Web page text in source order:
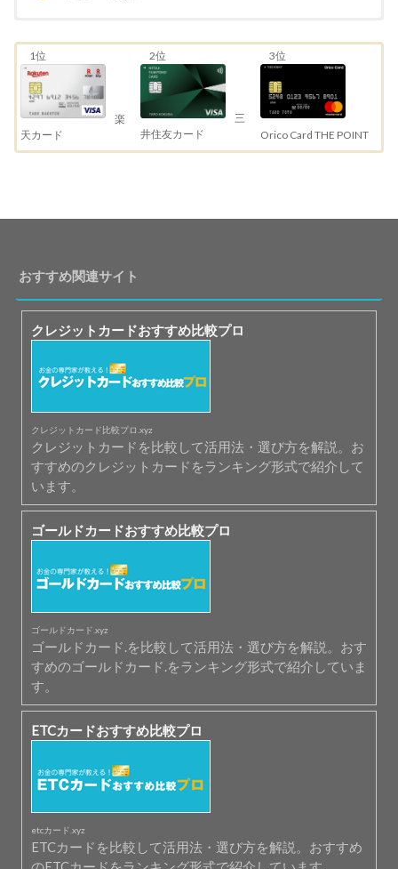
1位
楽
天カード
2位
三
井住友カード
3位
Orico Card THE POINT
おすすめ関連サイト
クレジットカードおすすめ比較プロ
クレジットカード比較プロ.xyz
クレジットカードを比較して活用法・選び方を解説。お
すすめのクレジットカードをランキング形式で紹介して
います。
ゴールドカードおすすめ比較プロ
ゴールドカード.xyz
ゴールドカード.を比較して活用法・選び方を解説。おす
すめのゴールドカード.をランキング形式で紹介していま
す。
ETCカードおすすめ比較プロ
etcカード.xyz
ETCカードを比較して活用法・選び方を解説。おすすめ